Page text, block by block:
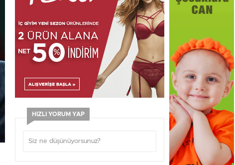
HIZLI YORUM YAP